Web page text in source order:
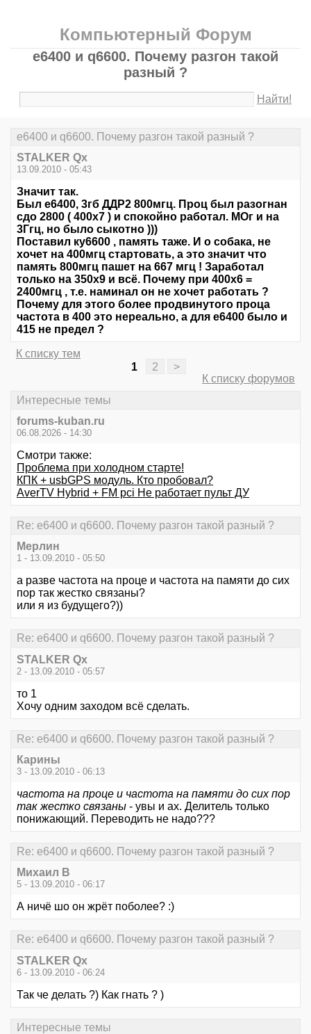
Компьютерный Форум
е6400 и q6600. Почему разгон такой
разный ?
Найти!
е6400 и q6600. Почему разгон такой разный ?
STALKER Qx
13.09.2010 - 05:43
Значит так.
Был е6400, 3гб ДДР2 800мгц. Проц был разогнан
сдо 2800 ( 400х7 ) и спокойно работал. МОг и на
3Ггц, но было сыкотно )))
Поставил ку6600 , память таже. И о собака, не
хочет на 400мгц стартовать, а это значит что
память 800мгц пашет на 667 мгц ! Заработал
только на 350х9 и всё. Почему при 400х6 =
2400мгц , т.е. наминал он не хочет работать ?
Почему для этого более продвинутого проца
частота в 400 это нереально, а для е6400 было и
415 не предел ?
К списку тем
1
2
>
К списку форумов
Интересные темы
forums-kuban.ru
06.08.2026 - 14:30
Смотри также:
Проблема при холодном старте!
КПК + usbGPS модуль. Кто пробовал?
AverTV Hybrid + FM pci Не работает пульт ДУ
Re: е6400 и q6600. Почему разгон такой разный ?
Мерлин
1 - 13.09.2010 - 05:50
а разве частота на проце и частота на памяти до сих
пор так жестко связаны?
или я из будущего?))
Re: е6400 и q6600. Почему разгон такой разный ?
STALKER Qx
2 - 13.09.2010 - 05:57
то 1
Хочу одним заходом всё сделать.
Re: е6400 и q6600. Почему разгон такой разный ?
Карины
3 - 13.09.2010 - 06:13
частота на проце и частота на памяти до сих пор
так жестко связаны - увы и ах. Делитель только
понижающий. Переводить не надо???
Re: е6400 и q6600. Почему разгон такой разный ?
Михаил В
5 - 13.09.2010 - 06:17
А ничё шо он жрёт поболее? :)
Re: е6400 и q6600. Почему разгон такой разный ?
STALKER Qx
6 - 13.09.2010 - 06:24
Так че делать ?) Как гнать ? )
Интересные темы